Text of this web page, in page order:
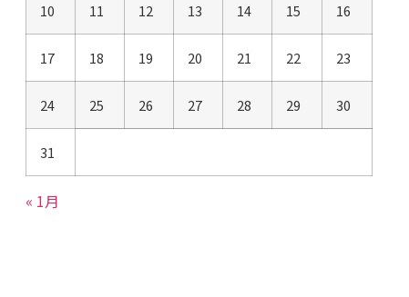
10 11 12 13 14 15 16
17 18 19 20 21 22 23
24 25 26 27 28 29 30
31
« 1月